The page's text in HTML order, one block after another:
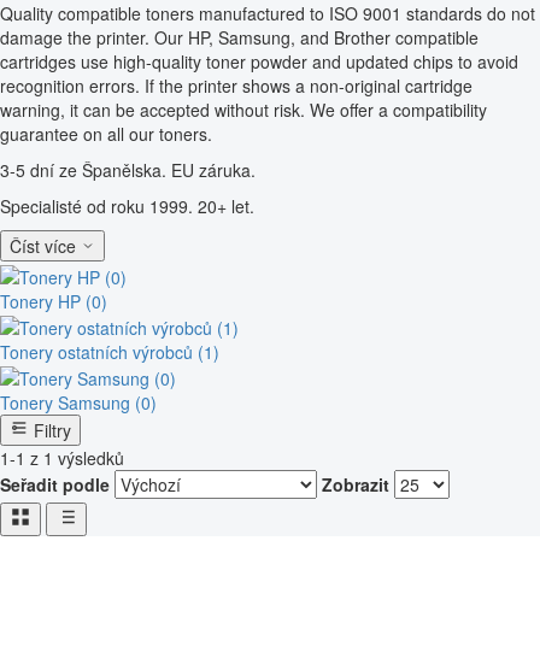
Quality compatible toners manufactured to ISO 9001 standards do not
damage the printer. Our HP, Samsung, and Brother compatible
cartridges use high-quality toner powder and updated chips to avoid
recognition errors. If the printer shows a non-original cartridge
warning, it can be accepted without risk. We offer a compatibility
guarantee on all our toners.
3-5 dní ze Španělska. EU záruka.
Specialisté od roku 1999. 20+ let.
Číst více
Tonery HP (0)
Tonery ostatních výrobců (1)
Tonery Samsung (0)
Filtry
1-1 z 1 výsledků
Seřadit podle
Zobrazit